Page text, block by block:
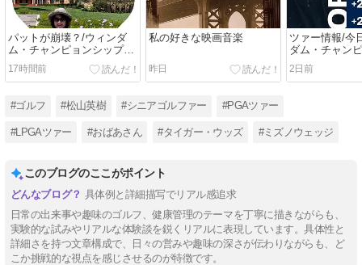
パットが崩壊？/ウィンダ
ム・チャンピョンシップ2
日目
17時間前
私の好きな映画音楽
昨日
ツァー情報/今
ダム・チャン
2日前
#ゴルフ #松山英樹 #シニアゴルファー #PGAツァー
#LPGAツァー #おばあさん #タイガー・ウッズ #ミズノウェッジ
このブログのここがポイント
具体例と詳細描写でリアル感追求
日常の出来事や趣味のゴルフ、健康管理のテーマを丁寧に描きながらも、
実験的な試みやリアルな体験談を鋭くリアルに表現しています。具体性と
詳細さを持つ文章構成で、日々の営みや趣味の深さが伝わりながらも、ど
こか挑戦的な視点を感じさせるのが特徴です。